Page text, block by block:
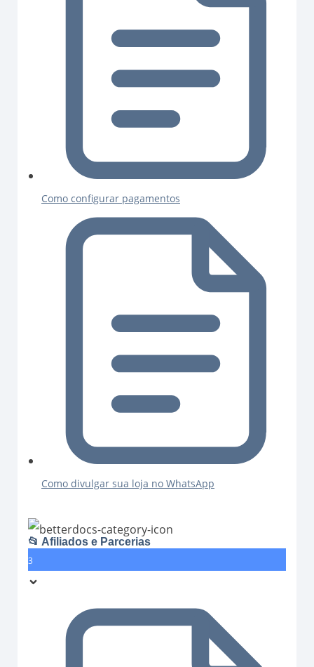
Como configurar pagamentos
Como divulgar sua loja no WhatsApp
📂 Afiliados e Parcerias
3